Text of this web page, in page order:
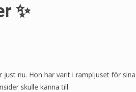
✨
nu. Hon har varit i rampljuset för
skulle känna till.